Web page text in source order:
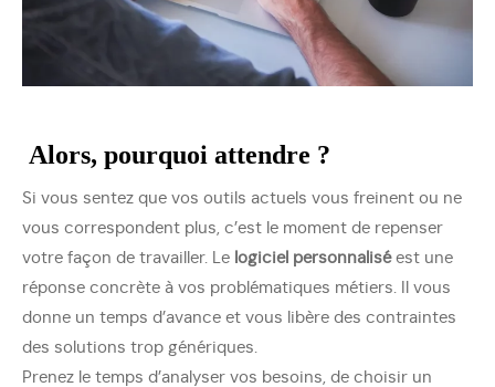
Alors, pourquoi attendre ?
Si vous sentez que vos outils actuels vous freinent ou ne
vous correspondent plus, c’est le moment de repenser
votre façon de travailler. Le logiciel personnaliséest une
réponse concrète à vos problématiques métiers. Il vous
donne un temps d’avance et vous libère des contraintes
des solutions trop génériques.
Prenez le temps d’analyser vos besoins, de choisir un